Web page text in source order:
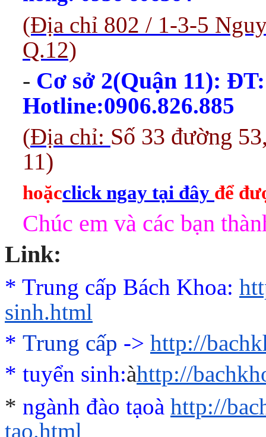
(Địa chỉ 802 / 1-3-5
Q.12)
- Cơ sở 2(Quận 11): ĐT:
Hotline:0906.826.885
(Địa chỉ: Số 33 đường
11)
hoặcclick ngay tại đây để
Chúc em và các bạn
Link:
* Trung cấp Bách Khoa:
sinh.html
* Trung cấp -> http://
* tuyển sinh:àhttp://
* ngành đào tạoà http://
tao.html